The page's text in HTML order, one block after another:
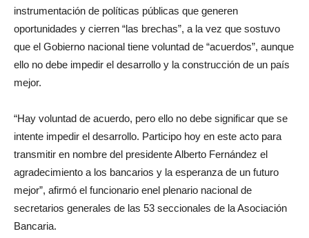
instrumentación de políticas públicas que generen
oportunidades y cierren “las brechas”, a la vez que sostuvo
que el Gobierno nacional tiene voluntad de “acuerdos”, aunque
ello no debe impedir el desarrollo y la construcción de un país
mejor.
“Hay voluntad de acuerdo, pero ello no debe significar que se
intente impedir el desarrollo. Participo hoy en este acto para
transmitir en nombre del presidente Alberto Fernández el
agradecimiento a los bancarios y la esperanza de un futuro
mejor”, afirmó el funcionario enel plenario nacional de
secretarios generales de las 53 seccionales de la Asociación
Bancaria.